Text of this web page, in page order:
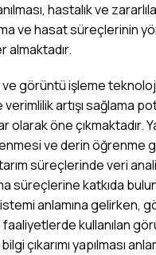
hastalık ve
ve hasat süreçlerinin
almaktadır.
görüntü işleme
artışı sağlama
olarak öne çıkmaktadır.
ve derin öğrenme
süreçlerinde veri
süreçlerine katkıda
anlamına gelirken,
faaliyetlerde kullanılan
çıkarımı yapılması